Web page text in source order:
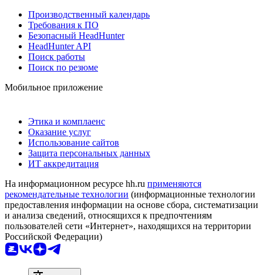
Производственный календарь
Требования к ПО
Безопасный HeadHunter
HeadHunter API
Поиск работы
Поиск по резюме
Мобильное приложение
Этика и комплаенс
Оказание услуг
Использование сайтов
Защита персональных данных
ИТ аккредитация
На информационном ресурсе hh.ru применяются
рекомендательные технологии (информационные технологии
предоставления информации на основе сбора, систематизации
и анализа сведений, относящихся к предпочтениям
пользователей сети «Интернет», находящихся на территории
Российской Федерации)